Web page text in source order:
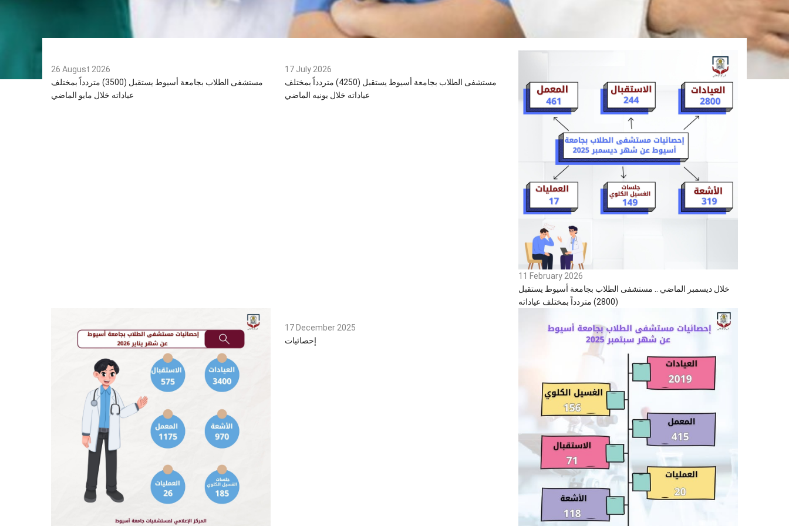
26 August 2026
مستشفى الطلاب بجامعة أسيوط يستقبل (3500) متردداً بمختلف
عياداته خلال مايو الماضي
17 July 2026
مستشفى الطلاب بجامعة أسيوط يستقبل (4250) متردداً بمختلف
عياداته خلال يونيه الماضي
11 February 2026
خلال ديسمبر الماضي .. مستشفى الطلاب بجامعة أسيوط يستقبل
(2800) متردداً بمختلف عياداته
17 December 2025
إحصائيات